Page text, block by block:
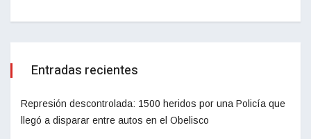
Entradas recientes
Represión descontrolada: 1500 heridos por una Policía que
llegó a disparar entre autos en el Obelisco